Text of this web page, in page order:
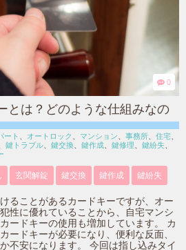
0
とは？どのような仕組みなの
ート オートロック マンション 事務所 住宅
鍵トラブル 鍵交換 鍵作成 鍵修理 鍵紛失
玄関解錠 鍵交換 鍵作成 鍵紛失
ることがあるカードキーですが、オー
性に優れていることから、自宅マンシ
ードキーの使用も増加しています。 カ
ードキーが必要になり、便利な反面、
不安になります。 今回は指し込みタイ